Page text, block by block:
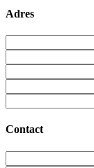
Adres
Contact